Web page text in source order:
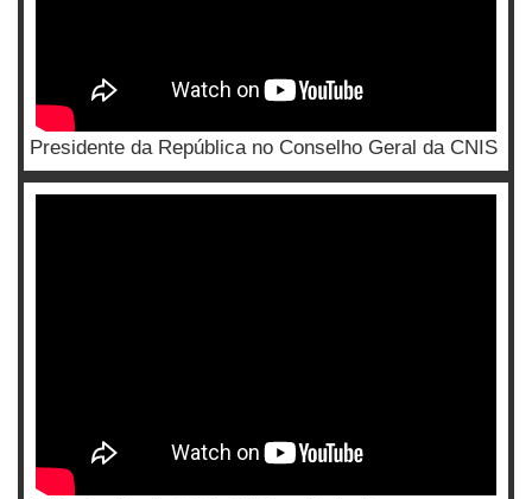
Presidente da República no Conselho Geral da CNIS